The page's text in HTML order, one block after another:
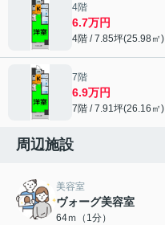
4階
6.7万円
4階 / 7.85坪(25.98㎡)
7階
6.9万円
7階 / 7.91坪(26.16㎡)
周辺施設
美容室
ヴォーグ美容室
64ｍ（1分）